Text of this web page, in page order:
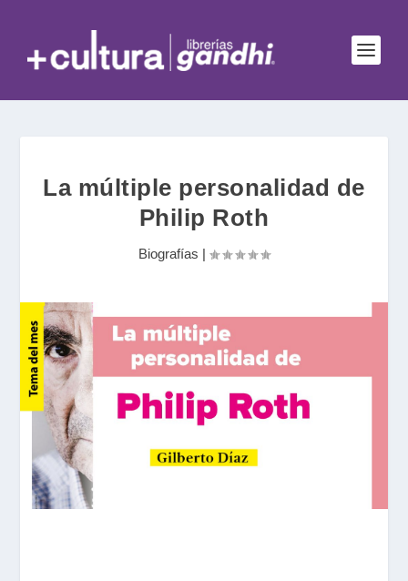
La múltiple personalidad de
Philip Roth
Biografías |